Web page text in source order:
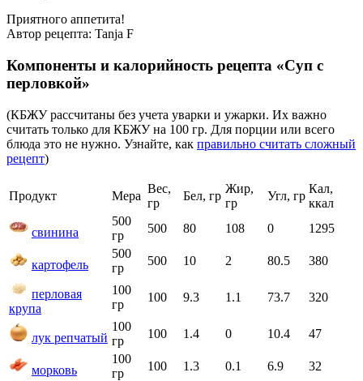
Приятного аппетита!
Автор рецепта: Tanja F
Компоненты и калорийность рецепта «Суп с
перловкой»
(КБЖУ рассчитаны без учета уварки и ужарки. Их важно
считать только для КБЖУ на 100 гр. Для порции или всего
блюда это не нужно. Узнайте, как правильно считать сложный
рецепт)
Продукт Мера
Вес,
гр
Бел, гр
Жир,
гр
Угл, гр
Кал,
ккал
свинина
500
гр
500 80 108 0 1295
картофель
500
гр
500 10 2 80.5 380
перловая
крупа
100
гр
100 9.3 1.1 73.7 320
лук репчатый
100
гр
100 1.4 0 10.4 47
морковь
100
гр
100 1.3 0.1 6.9 32